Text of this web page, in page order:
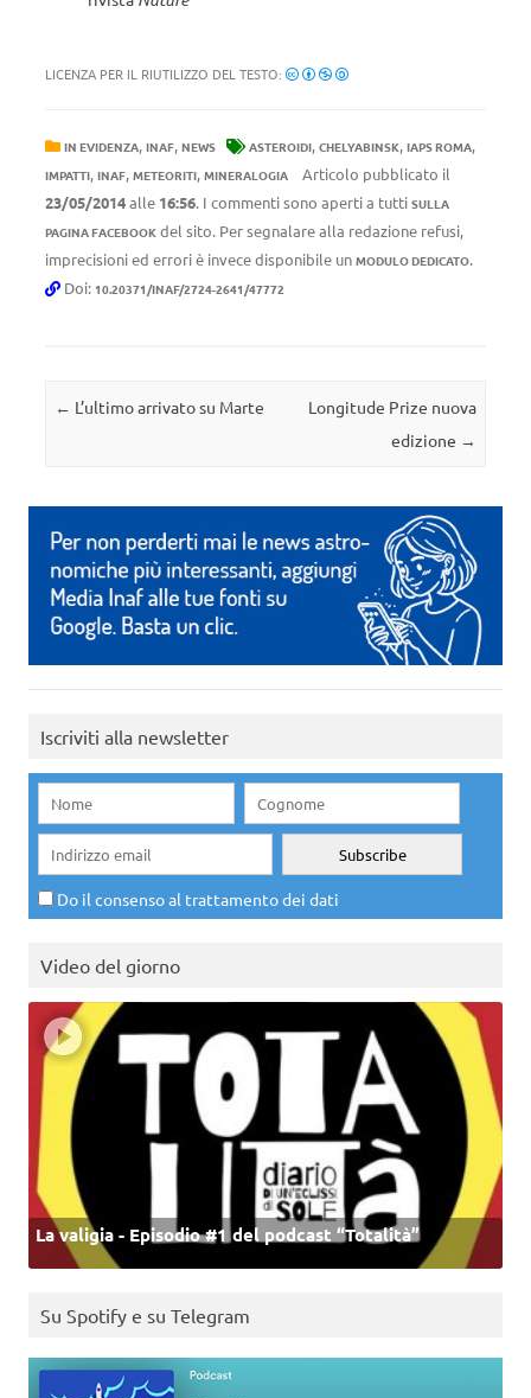
LICENZA PER IL RIUTILIZZO DEL TESTO:
IN EVIDENZA, INAF, NEWS ASTEROIDI, CHELYABINSK, IAPS ROMA,
IMPATTI, INAF, METEORITI, MINERALOGIA
Articolo pubblicato il
23/05/2014alle 16:56. I commenti sono aperti a tutti SULLA
PAGINA FACEBOOK del sito. Per segnalare alla redazione refusi,
imprecisioni ed errori è invece disponibile un MODULO DEDICATO.
Doi: 10.20371/INAF/2724-2641/47772
Navigazione articolo
← L’ultimo arrivato su Marte
Longitude Prize nuova
edizione →
Iscriviti alla newsletter
Do il consenso al trattamento dei dati
Video del giorno
La valigia - Episodio #1 del podcast “Totalità”
Su Spotify e su Telegram